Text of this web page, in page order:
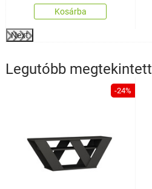
Kosárba
Next
Legutóbb megtekintett
-24%